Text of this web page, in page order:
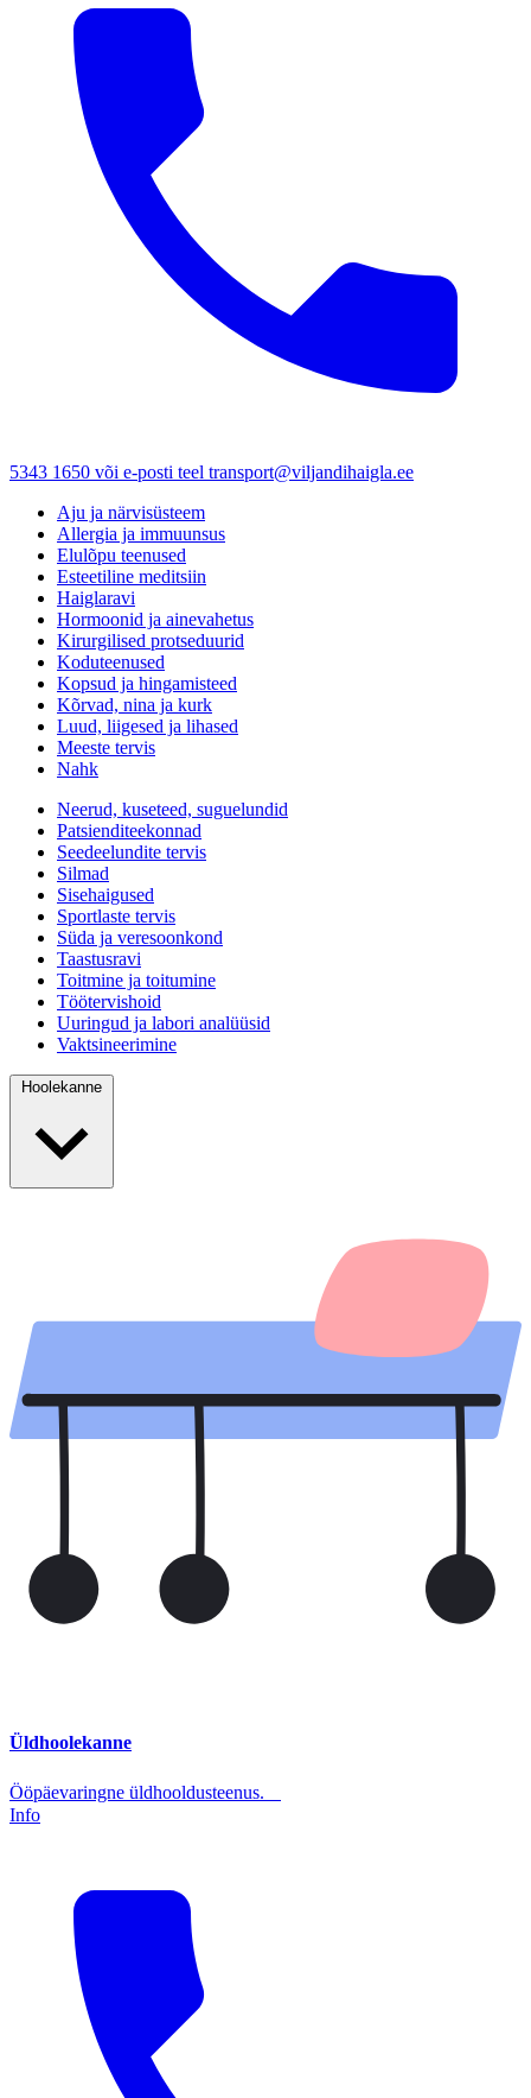
5343 1650 või e-posti teel transport@viljandihaigla.ee
Aju ja närvisüsteem
Allergia ja immuunsus
Elulõpu teenused
Esteetiline meditsiin
Haiglaravi
Hormoonid ja ainevahetus
Kirurgilised protseduurid
Koduteenused
Kopsud ja hingamisteed
Kõrvad, nina ja kurk
Luud, liigesed ja lihased
Meeste tervis
Nahk
Neerud, kuseteed, suguelundid
Patsienditeekonnad
Seedeelundite tervis
Silmad
Sisehaigused
Sportlaste tervis
Süda ja veresoonkond
Taastusravi
Toitmine ja toitumine
Töötervishoid
Uuringud ja labori analüüsid
Vaktsineerimine
Hoolekanne
Üldhoolekanne
Ööpäevaringne üldhooldusteenus.
Info